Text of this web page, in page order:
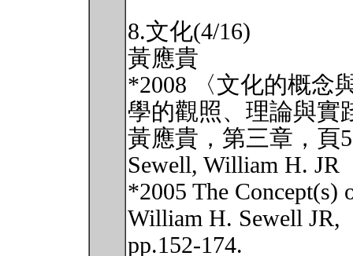
8.文化(4/16)
黃應貴
*2008 〈文化的概念
學的觀照、理論與實
黃應貴，第三章，頁
Sewell, William H. JR
*2005 The
William H. Sewell JR,
pp.152-174.